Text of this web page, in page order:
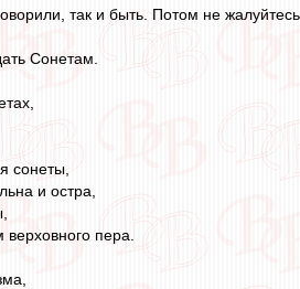
так и быть. Потом не
Сонетам.
сонеты,
и остра,
пера.